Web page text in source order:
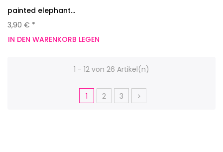
painted elephant...
3,90 € *
IN DEN WARENKORB LEGEN
1 - 12 von 26 Artikel(n)
1 2 3